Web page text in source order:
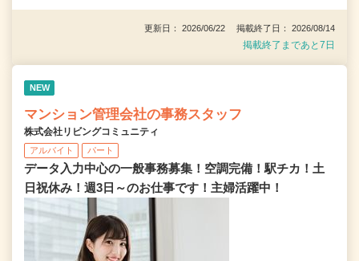
更新日： 2026/06/22 掲載終了日： 2026/08/14
掲載終了まであと7日
NEW
マンション管理会社の事務スタッフ
株式会社リビングコミュニティ
アルバイト パート
データ入力中心の一般事務募集！空調完備！駅チカ！土
日祝休み！週3日～のお仕事です！主婦活躍中！